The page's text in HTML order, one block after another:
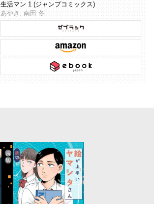
生活マン 1 (ジャンプコミックス)
あやき, 南田 冬